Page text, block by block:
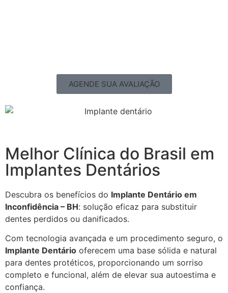
AGENDE SUA AVALIAÇÃO
Melhor Clínica do Brasil em
Implantes Dentários
Descubra os benefícios do Implante Dentário em
Inconfidência – BH: solução eficaz para substituir
dentes perdidos ou danificados.
Com tecnologia avançada e um procedimento seguro, o
Implante Dentário oferecem uma base sólida e natural
para dentes protéticos, proporcionando um sorriso
completo e funcional, além de elevar sua autoestima e
confiança.